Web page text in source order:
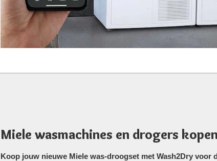
Miele wasmachines en drogers
Koop jouw nieuwe Miele was-droogset met Wash2Dry voor